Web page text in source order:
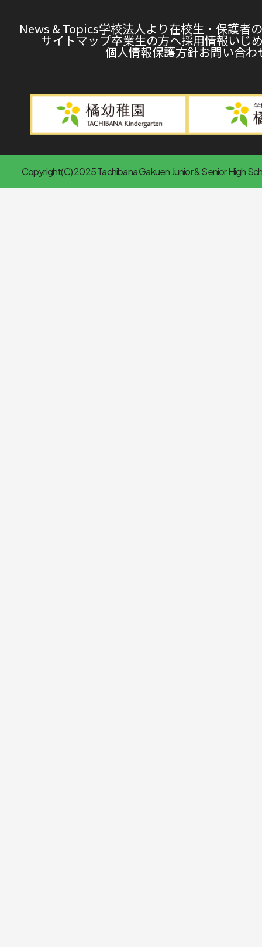
News & Topics学校法人より在校生・保護者
サイトマップ卒業生の方へ採用情報いじ
個人情報保護方針お問い合わ
Copyright(C) 2025 Tachibana Gakuen Junior & Senior High